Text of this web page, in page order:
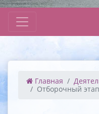
Главная
Отборочный